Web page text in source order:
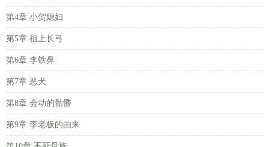
第4章 小贺媳妇
第5章 祖上长弓
第6章 李铁鼻
第7章 恶犬
第8章 会动的骷髅
第9章 李老板的由来